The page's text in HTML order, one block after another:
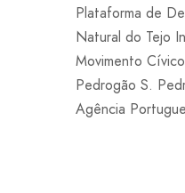
Plataforma de
Natural do Tejo
Movimento
Pedrogão S.
Agência